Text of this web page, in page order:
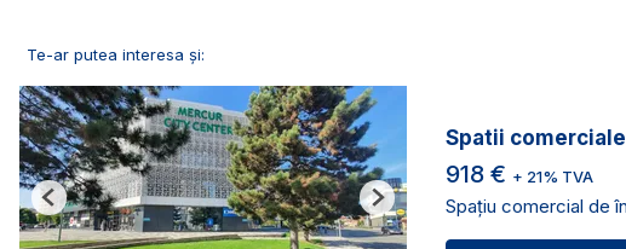
Te-ar putea interesa și:
Previous Next
Spatii
918 € + 21% TVA
Spațiu comercial de